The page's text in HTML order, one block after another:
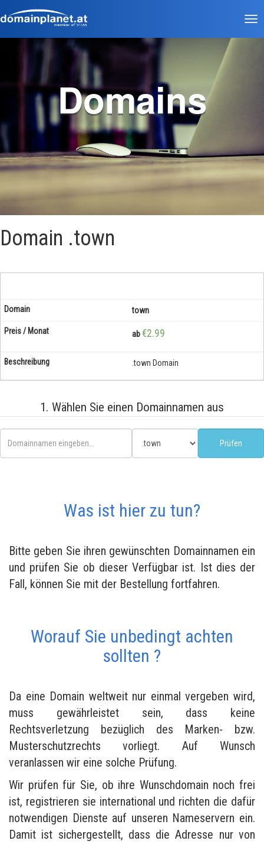
Domains
Domain .town
town
ab€2.99
.town Domain
1. Wählen Sie einen Domainnamen aus
Was ist hier zu tun?
Bitte geben Sie ihren gewünschten Domainnamen ein
und prüfen Sie ob dieser Verfügbar ist. Ist dies der
Fall, können Sie mit der Bestellung fortfahren.
Worauf Sie unbedingt achten
sollten ?
Da eine Domain weltweit nur einmal vergeben wird,
muss gewährleistet sein, dass keine
Rechtsverletzung bezüglich des Marken- bzw.
Musterschutzrechts vorliegt. Auf Wunsch
veranlassen wir eine solche Prüfung.
Wir prüfen für Sie, ob ihre Wunschdomain noch frei
ist, registrieren sie international und richten die dafür
notwendigen Dienste auf unseren Nameservern ein.
Damit ist sichergestellt, dass die Adresse nur von